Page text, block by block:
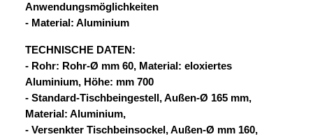
Anwendungsmöglichkeiten
- Material: Aluminium
TECHNISCHE DATEN:
- Rohr: Rohr-Ø mm 60, Material: eloxiertes
Aluminium, Höhe: mm 700
- Standard-Tischbeingestell, Außen-Ø 165 mm,
Material: Aluminium,
- Versenkter Tischbeinsockel, Außen-Ø mm 160,